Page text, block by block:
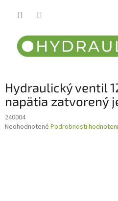
Hydraulický ventil
napätia zatvorený
240004
Priemerné
Neohodnotené Podrobnosti